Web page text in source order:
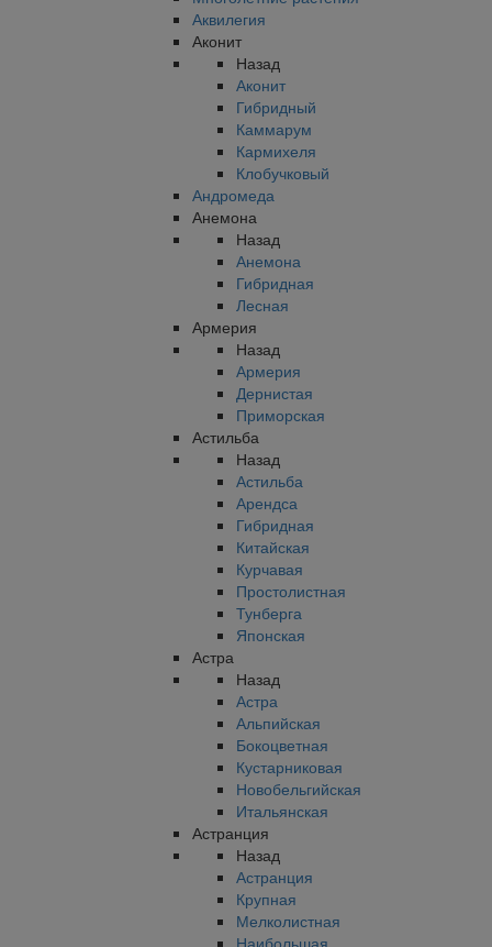
Аквилегия
Аконит
Назад
Аконит
Гибридный
Каммарум
Кармихеля
Клобучковый
Андромеда
Анемона
Назад
Анемона
Гибридная
Лесная
Армерия
Назад
Армерия
Дернистая
Приморская
Астильба
Назад
Астильба
Арендса
Гибридная
Китайская
Курчавая
Простолистная
Тунберга
Японская
Астра
Назад
Астра
Альпийская
Бокоцветная
Кустарниковая
Новобельгийская
Итальянская
Астранция
Назад
Астранция
Крупная
Мелколистная
Наибольшая